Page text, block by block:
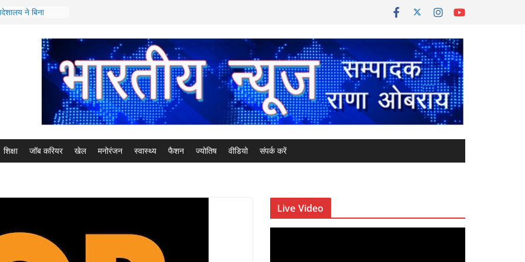
ने बिना
भाजपा नेता सतीश
का सदस्य*
आयोग के चेयरमैन
/ 7 मेंबर्स की
बनी हरियाणा की
मुख्य सचिव द्वारा
तो कैबिनेट मंत्री
शिक्षा जॉब करियर खेल मनोरंजन स्वास्थ्य फैशन ज्योतिष वीडियो संपर्क करें
Live Video